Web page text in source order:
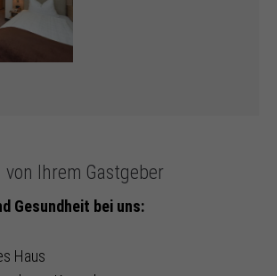
Ihrem Gastgeber
Gesundheit bei uns:
Haus